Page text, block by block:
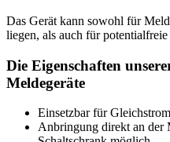
Das Gerät kann sowohl für
liegen, als auch für
Die Eigenschaften
Meldegeräte
Einsetzbar für
Anbringung direkt an der